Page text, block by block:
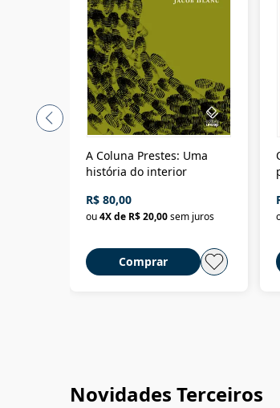
A Coluna Prestes: Uma
história do interior
R$ 80,00
ou4X de R$ 20,00sem juros
Comprar
Novidades Terceiros